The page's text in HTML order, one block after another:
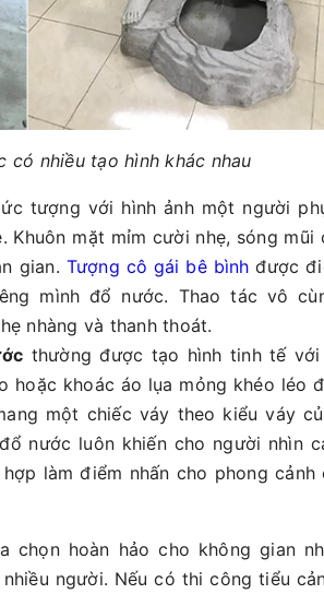
có nhiều tạo hình khác nhau
tượng với hình ảnh một người
mặt mỉm cười nhẹ, sóng mũi
gian. Tượng cô gái bê bình được
mình đổ nước. Thao tác vô
nhàng và thanh thoát.
thường được tạo hình tinh tế
hoặc khoác áo lụa mỏng khéo léo
một chiếc váy theo kiểu váy
nước luôn khiến cho người nhìn
làm điểm nhấn cho phong cảnh
hoàn hảo cho không gian
người. Nếu có thi công tiểu